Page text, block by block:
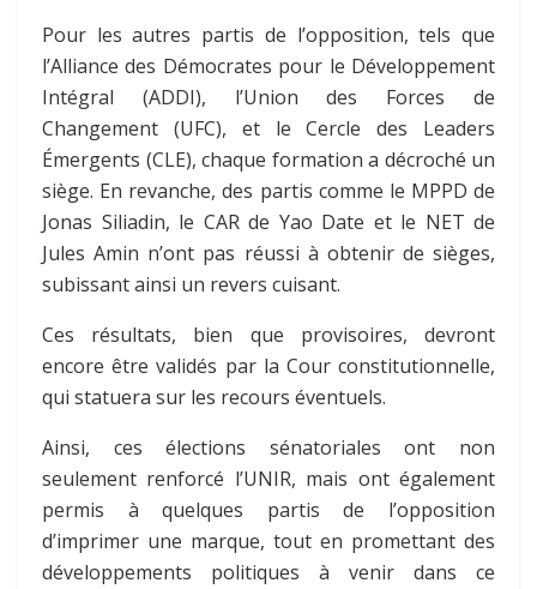
Pour les autres partis de l’opposition, tels que
l’Alliance des Démocrates pour le Développement
Intégral (ADDI), l’Union des Forces de
Changement (UFC), et le Cercle des Leaders
Émergents (CLE), chaque formation a décroché un
siège. En revanche, des partis comme le MPPD de
Jonas Siliadin, le CAR de Yao Date et le NET de
Jules Amin n’ont pas réussi à obtenir de sièges,
subissant ainsi un revers cuisant.
Ces résultats, bien que provisoires, devront
encore être validés par la Cour constitutionnelle,
qui statuera sur les recours éventuels.
Ainsi, ces élections sénatoriales ont non
seulement renforcé l’UNIR, mais ont également
permis à quelques partis de l’opposition
d’imprimer une marque, tout en promettant des
développements politiques à venir dans ce